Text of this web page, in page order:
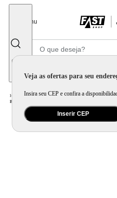
Menu
Veja as ofertas para seu
Insira seu CEP e confira a
Inserir CEP
Home Saúde e Beleza / Cuidado Pessoal / Barbeador e
Barbeador Elétrico Shaver Aqua Pro be emotion men